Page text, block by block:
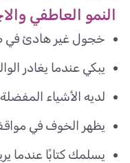
النمو العاطفي
خجول غير هادئ في
يبكي عندما يغادر
لديه الأشياء
يظهر الخوف في
يسلمك كتابًا عندما